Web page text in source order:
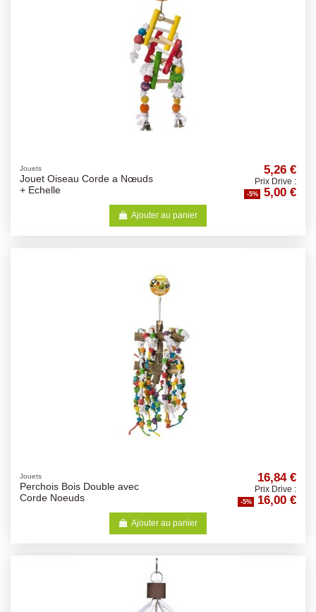
Jouets
Jouet Oiseau Corde a Nœuds
+ Echelle
5,26 €
Prix Drive :
-5% 5,00 €
Ajouter au panier
Jouets
Perchois Bois Double avec
Corde Noeuds
16,84 €
Prix Drive :
-5% 16,00 €
Ajouter au panier